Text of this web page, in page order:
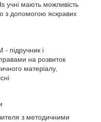
учні мають можливість
з допомогою яскравих
підручник і
на розвиток
матеріалу,
з методичними